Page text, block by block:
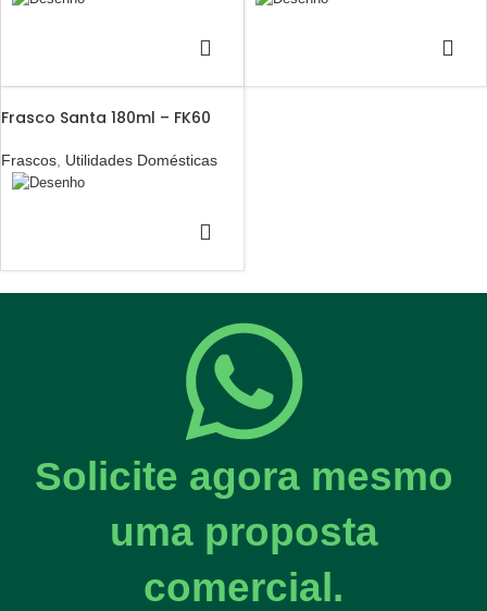
Frasco Santa 180ml – FK60
Frascos Utilidades Domésticas
Solicite agora mesmo
uma proposta
comercial.